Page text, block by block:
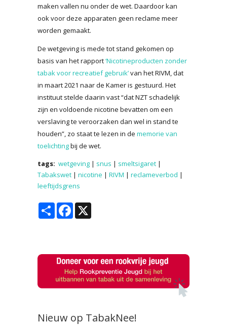
maken vallen nu onder de wet. Daardoor kan
ook voor deze apparaten geen reclame meer
worden gemaakt.
De wetgeving is mede tot stand gekomen op
basis van het rapport‘Nicotineproducten zonder
tabak voor recreatief gebruik’van het RIVM, dat
in maart 2021 naar de Kamer is gestuurd. Het
instituut stelde daarin vast “dat NZT schadelijk
zijn en voldoende nicotine bevatten om een
verslaving te veroorzaken dan wel in stand te
houden”, zo staat te lezen in de memorie van
toelichtingbij de wet.
tags: wetgeving | snus | smeltsigaret |
Tabakswet | nicotine | RIVM | reclameverbod |
leeftijdsgrens
Share Facebook
Nieuw op TabakNee!